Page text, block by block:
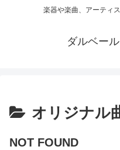
楽器や楽曲、アーティ
ダルベー
オリジナル
NOT FOUND